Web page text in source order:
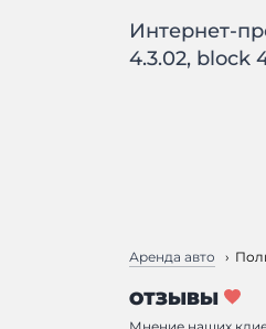
Интернет-
4.3.02, block
Аренда авто
ОТЗЫВЫ